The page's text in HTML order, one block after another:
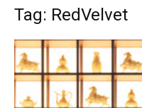
Tag: RedVelvet